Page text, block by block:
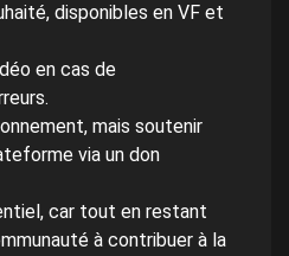
disponibles en VF et
en cas de
mais soutenir
via un don
car tout en restant
à contribuer à la